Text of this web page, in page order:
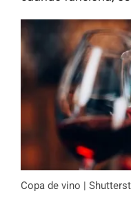
Copa de vino |